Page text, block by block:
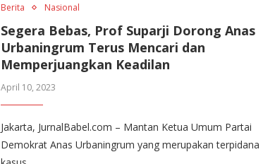
Berita Nasional
Segera Bebas, Prof Suparji Dorong Anas
Urbaningrum Terus Mencari dan
Memperjuangkan Keadilan
April 10, 2023
Jakarta, JurnalBabel.com – Mantan Ketua Umum Partai
Demokrat Anas Urbaningrum yang merupakan terpidana